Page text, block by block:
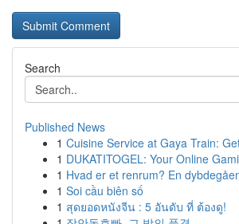
Search
Published News
1 Cuisine Service at Gaya Train:
1 DUKATITOGEL: Your Online
1 Hvad er et renrum? En
1 Soi cầu biên số
1 สุดยอดหนังจีน : 5 อันดับ ที่ ต้องดู!